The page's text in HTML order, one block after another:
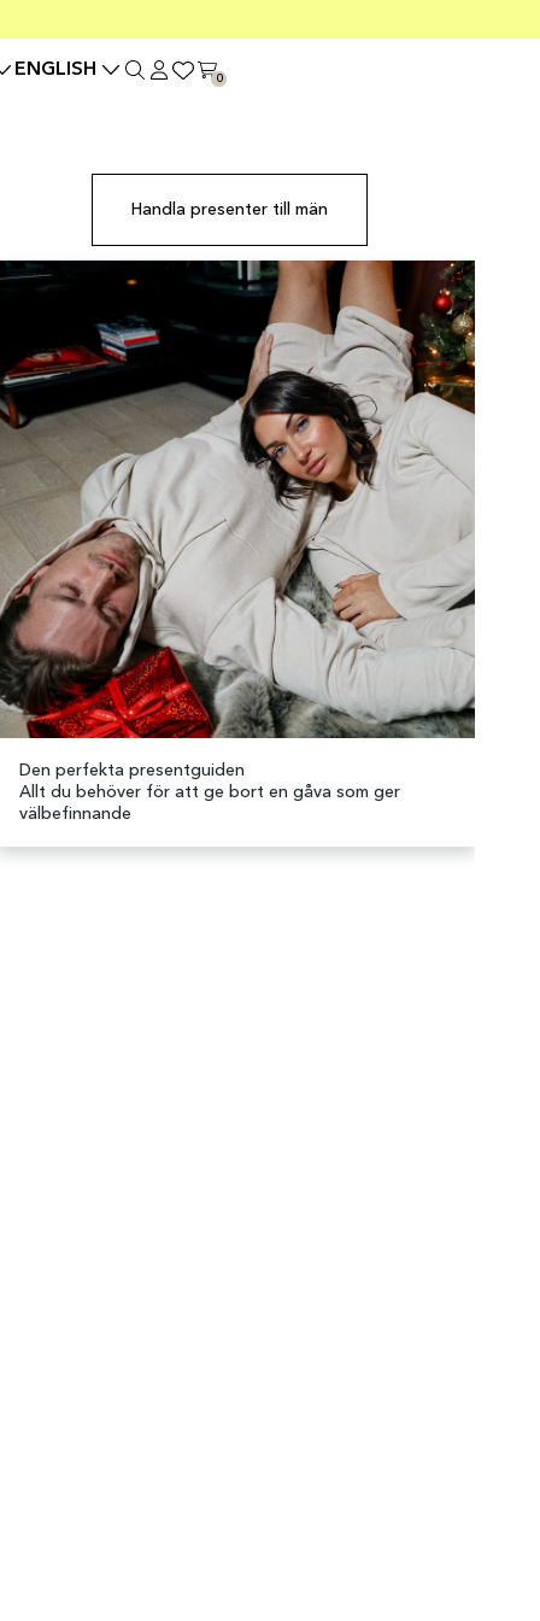
ENGLISH 0
Handla presenter till män
Den perfekta presentguiden
Allt du behöver för att ge bort en gåva som ger
välbefinnande